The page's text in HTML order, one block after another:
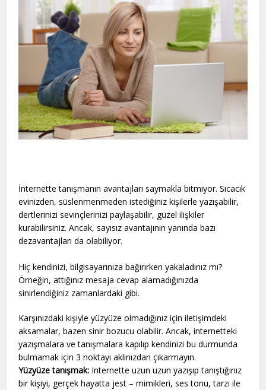
İnternette tanışmanın avantajları saymakla bitmiyor. Sıcacık
evinizden, süslenmenmeden istediğiniz kişilerle yazışabilir,
dertlerinizi sevinçlerinizi paylaşabilir, güzel ilişkiler
kurabilirsiniz. Ancak, sayısız avantajının yanında bazı
dezavantajları da olabiliyor.
Hiç kendinizi, bilgisayarınıza bağırırken yakaladınız mı?
Örneğin, attığınız mesaja cevap alamadığınızda
sinirlendiğiniz zamanlardaki gibi.
Karşınızdaki kişiyle yüzyüze olmadığınız için iletişimdeki
aksamalar, bazen sinir bozucu olabilir. Ancak, internetteki
yazışmalara ve tanışmalara kapılıp kendinizi bu durmunda
bulmamak için 3 noktayı aklınızdan çıkarmayın.
Yüzyüze tanışmak: Internette uzun uzun yazışıp tanıştığınız
bir kişiyi, gerçek hayatta jest – mimikleri, ses tonu, tarzı ile